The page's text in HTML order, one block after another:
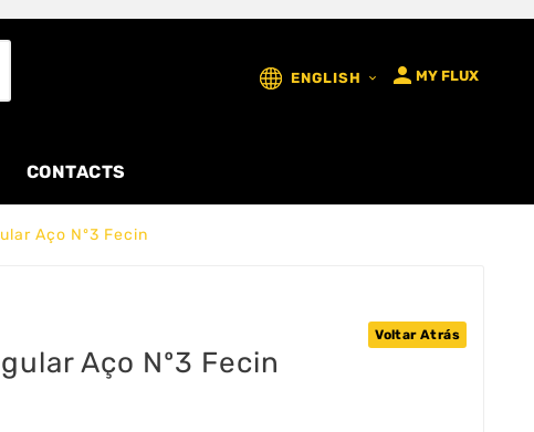
ENGLISH   MY FLUX
CONTACTS
Aço Nº3 Fecin
Voltar Atrás
Aço Nº3 Fecin